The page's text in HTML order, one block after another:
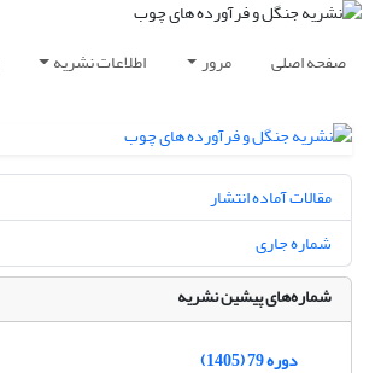
صفحه اصلی مرور اطلاعات نشریه
مقالات آماده انتشار
شماره جاری
شماره‌های پیشین نشریه
دوره 79 (1405)